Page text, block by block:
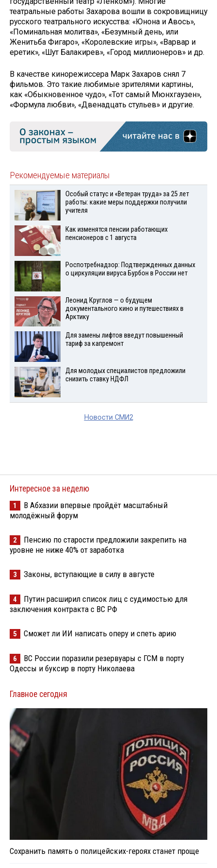
театральные работы Захарова вошли в сокровищницу
русского театрального искусства: «Юнона и Авось»,
«Поминальная молитва», «Безумный день, или
Женитьба Фигаро», «Королевские игры», «Варвар и
еретик», «Шут Балакирев», «Город миллионеров» и др.
В качестве кинорежиссера Марк Захаров снял 7
фильмов. Это такие любимые зрителями картины,
как «Обыкновенное чудо», «Тот самый Мюнхгаузен»,
«Формула любви», «Двенадцать стульев» и другие.
Рекомендуемые материалы
Особый статус и «Ветеран труда» за 25 лет
работы: какие меры поддержки получили
учителя
Как изменятся пенсии работающих
пенсионеров с 1 августа
Роспотребнадзор: Подтвержденных данных
о циркуляции вируса Бурбон в России нет
Леонид Круглов — о будущем
документального кино и путешествиях в
Арктику
Для замены лифтов введут повышенный
тариф за капремонт
Для молодых специалистов предложили
снизить ставку НДФЛ
Новости СМИ2
Интересное за неделю
1
В Абхазии впервые пройдёт масштабный
молодёжный форум
2
Пенсию по старости предложили закрепить на
уровне не ниже 40% от заработка
3 Законы, вступающие в силу в августе
4
Путин расширил список лиц с судимостью для
заключения контракта с ВС РФ
5 Сможет ли ИИ написать оперу и спеть арию
6
ВС России поразили резервуары с ГСМ в порту
Одессы и буксир в порту Николаева
Главное сегодня
Сохранить память о полицейских-героях станет проще